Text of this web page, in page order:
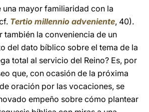
una mayor familiaridad con la
Tertio millennio adveniente, 40).
también la conveniencia de un
del dato bíblico sobre el tema de la
total al servicio del Reino? Es, por
que, con ocasión de la próxima
oración por las vocaciones, se
empeño sobre cómo plantear